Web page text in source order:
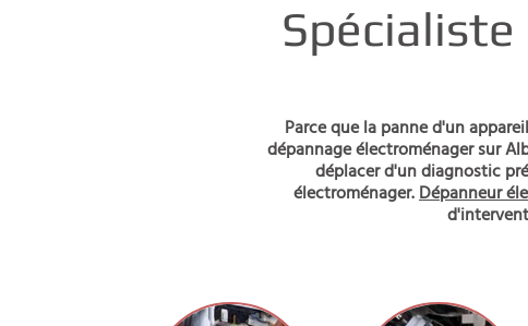
Parce que la panne d'un
dépannage électroménager sur
déplacer d'un diagnostic
électroménager.Dépanneur